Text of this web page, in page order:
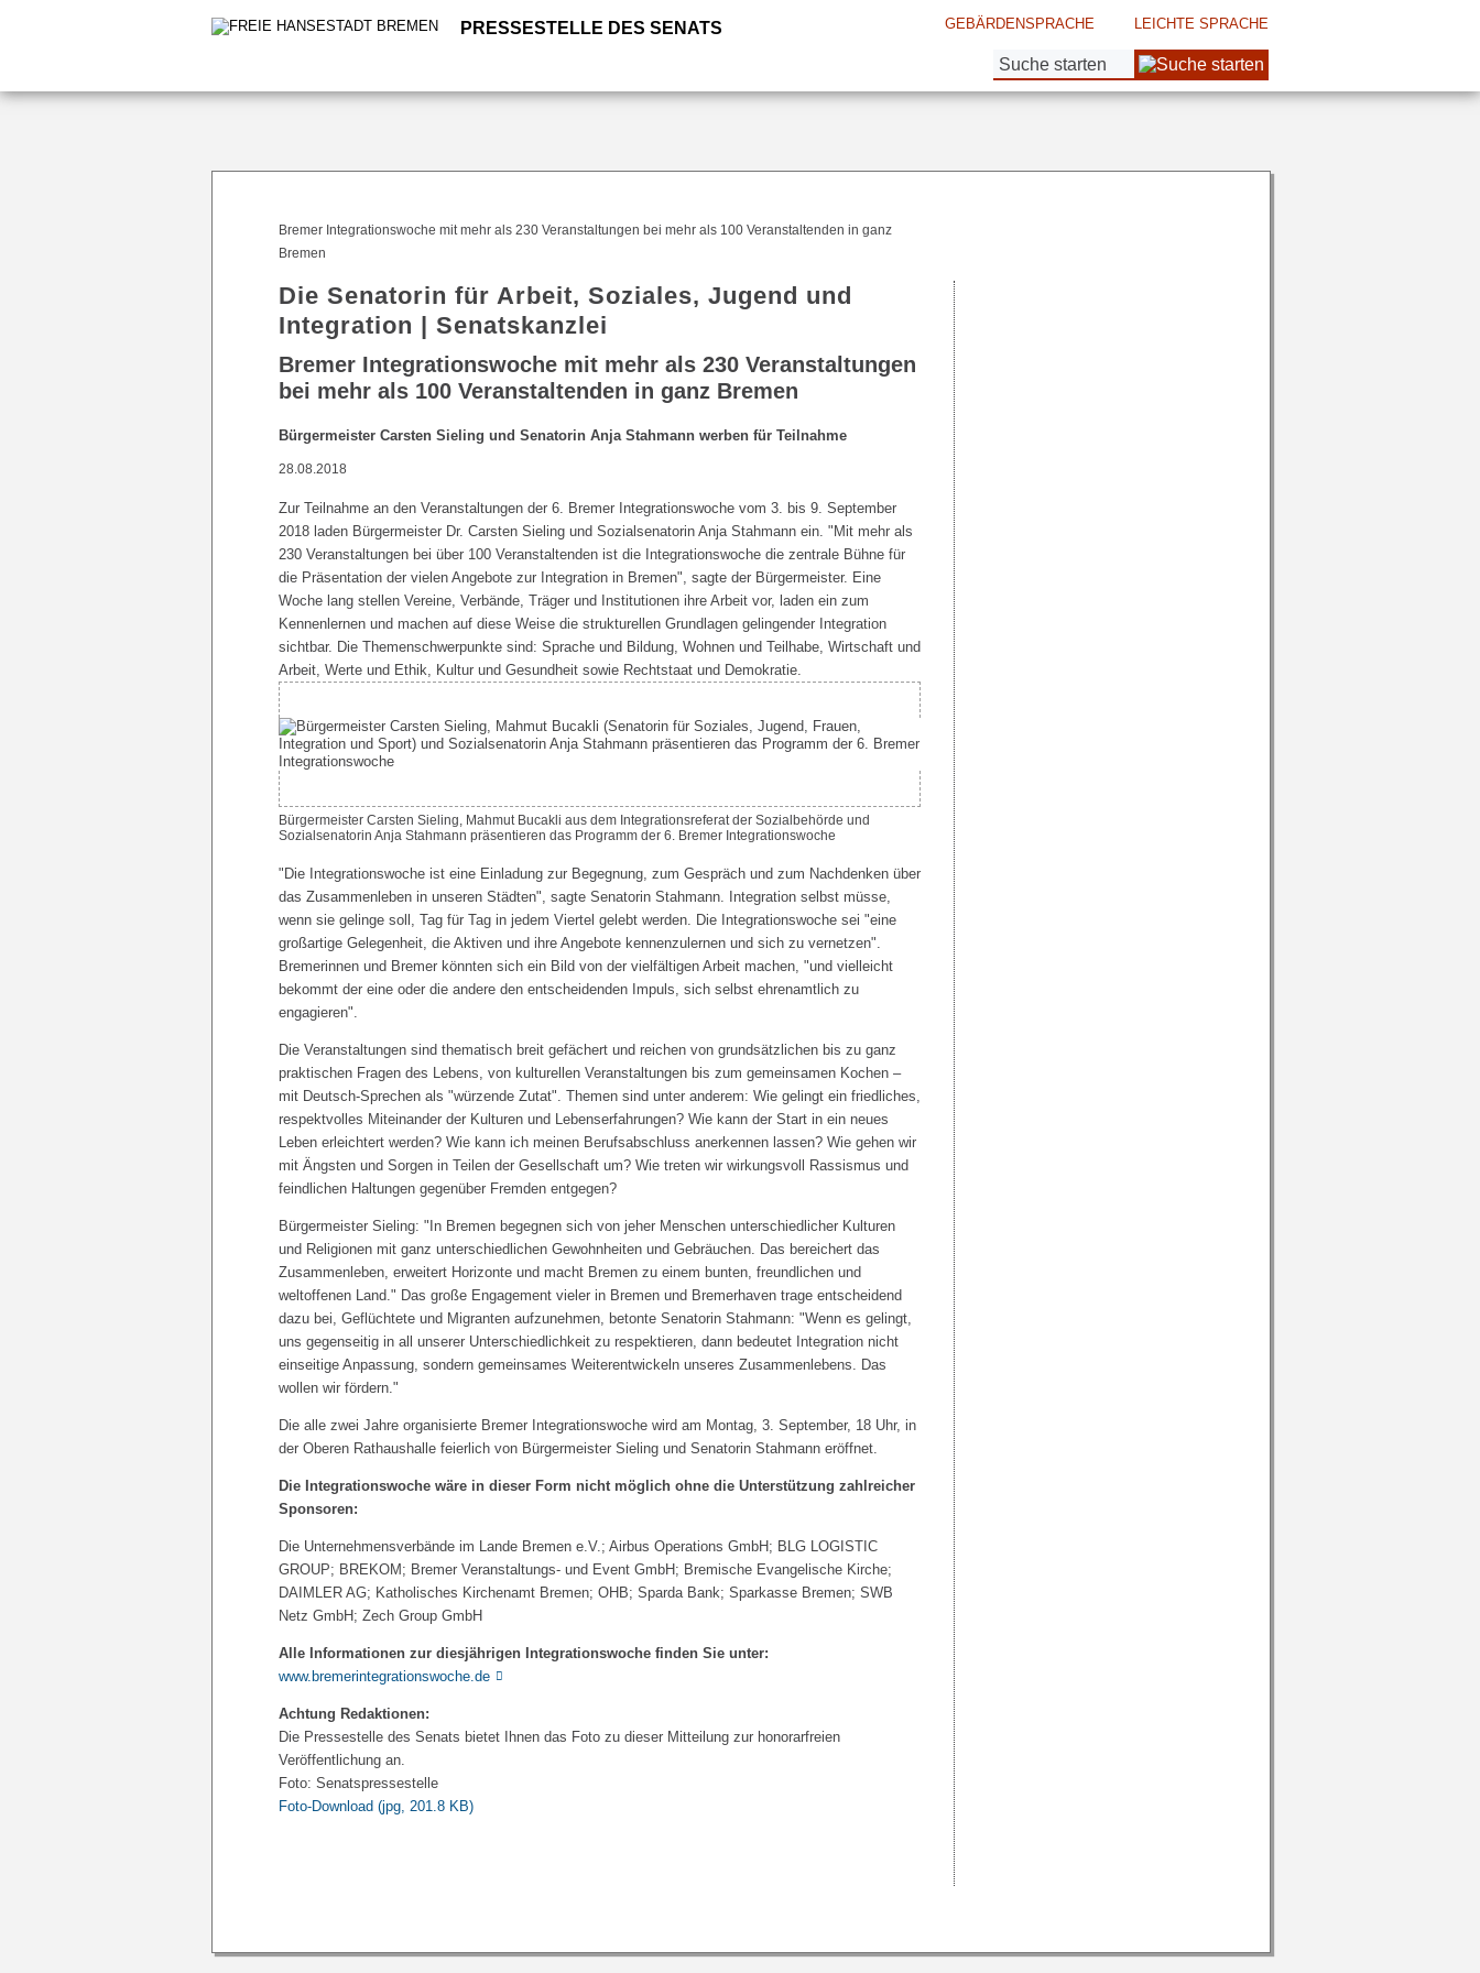
PRESSESTELLE DES SENATS GEBÄRDENSPRACHE LEICHTE SPRACHE
Suche:
Bremer Integrationswoche mit mehr als 230 Veranstaltungen bei mehr als 100 Veranstaltenden in ganz
Bremen
Die Senatorin für Arbeit, Soziales, Jugend und
Integration | Senatskanzlei
Bremer Integrationswoche mit mehr als 230 Veranstaltungen
bei mehr als 100 Veranstaltenden in ganz Bremen
Bürgermeister Carsten Sieling und Senatorin Anja Stahmann werben für Teilnahme
28.08.2018
Zur Teilnahme an den Veranstaltungen der 6. Bremer Integrationswoche vom 3. bis 9. September
2018 laden Bürgermeister Dr. Carsten Sieling und Sozialsenatorin Anja Stahmann ein. "Mit mehr als
230 Veranstaltungen bei über 100 Veranstaltenden ist die Integrationswoche die zentrale Bühne für
die Präsentation der vielen Angebote zur Integration in Bremen", sagte der Bürgermeister. Eine
Woche lang stellen Vereine, Verbände, Träger und Institutionen ihre Arbeit vor, laden ein zum
Kennenlernen und machen auf diese Weise die strukturellen Grundlagen gelingender Integration
sichtbar. Die Themenschwerpunkte sind: Sprache und Bildung, Wohnen und Teilhabe, Wirtschaft und
Arbeit, Werte und Ethik, Kultur und Gesundheit sowie Rechtstaat und Demokratie.
Bürgermeister Carsten Sieling, Mahmut Bucakli aus dem Integrationsreferat der Sozialbehörde und
Sozialsenatorin Anja Stahmann präsentieren das Programm der 6. Bremer Integrationswoche
"Die Integrationswoche ist eine Einladung zur Begegnung, zum Gespräch und zum Nachdenken über
das Zusammenleben in unseren Städten", sagte Senatorin Stahmann. Integration selbst müsse,
wenn sie gelinge soll, Tag für Tag in jedem Viertel gelebt werden. Die Integrationswoche sei "eine
großartige Gelegenheit, die Aktiven und ihre Angebote kennenzulernen und sich zu vernetzen".
Bremerinnen und Bremer könnten sich ein Bild von der vielfältigen Arbeit machen, "und vielleicht
bekommt der eine oder die andere den entscheidenden Impuls, sich selbst ehrenamtlich zu
engagieren".
Die Veranstaltungen sind thematisch breit gefächert und reichen von grundsätzlichen bis zu ganz
praktischen Fragen des Lebens, von kulturellen Veranstaltungen bis zum gemeinsamen Kochen –
mit Deutsch-Sprechen als "würzende Zutat". Themen sind unter anderem: Wie gelingt ein friedliches,
respektvolles Miteinander der Kulturen und Lebenserfahrungen? Wie kann der Start in ein neues
Leben erleichtert werden? Wie kann ich meinen Berufsabschluss anerkennen lassen? Wie gehen wir
mit Ängsten und Sorgen in Teilen der Gesellschaft um? Wie treten wir wirkungsvoll Rassismus und
feindlichen Haltungen gegenüber Fremden entgegen?
Bürgermeister Sieling: "In Bremen begegnen sich von jeher Menschen unterschiedlicher Kulturen
und Religionen mit ganz unterschiedlichen Gewohnheiten und Gebräuchen. Das bereichert das
Zusammenleben, erweitert Horizonte und macht Bremen zu einem bunten, freundlichen und
weltoffenen Land." Das große Engagement vieler in Bremen und Bremerhaven trage entscheidend
dazu bei, Geflüchtete und Migranten aufzunehmen, betonte Senatorin Stahmann: "Wenn es gelingt,
uns gegenseitig in all unserer Unterschiedlichkeit zu respektieren, dann bedeutet Integration nicht
einseitige Anpassung, sondern gemeinsames Weiterentwickeln unseres Zusammenlebens. Das
wollen wir fördern."
Die alle zwei Jahre organisierte Bremer Integrationswoche wird am Montag, 3. September, 18 Uhr, in
der Oberen Rathaushalle feierlich von Bürgermeister Sieling und Senatorin Stahmann eröffnet.
Die Integrationswoche wäre in dieser Form nicht möglich ohne die Unterstützung zahlreicher
Sponsoren:
Die Unternehmensverbände im Lande Bremen e.V.; Airbus Operations GmbH; BLG LOGISTIC
GROUP; BREKOM; Bremer Veranstaltungs- und Event GmbH; Bremische Evangelische Kirche;
DAIMLER AG; Katholisches Kirchenamt Bremen; OHB; Sparda Bank; Sparkasse Bremen; SWB
Netz GmbH; Zech Group GmbH
Alle Informationen zur diesjährigen Integrationswoche finden Sie unter:
www.bremerintegrationswoche.de
Achtung Redaktionen:
Die Pressestelle des Senats bietet Ihnen das Foto zu dieser Mitteilung zur honorarfreien
Veröffentlichung an.
Foto: Senatspressestelle
Foto-Download (jpg, 201.8 KB)